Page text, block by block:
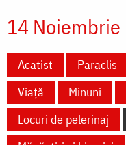
14 Noiembrie
Acatist Paraclis
Viață
Minuni
Locuri de pelerinaj